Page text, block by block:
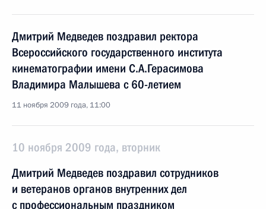
Дмитрий Медведев поздравил ректора
Всероссийского государственного института
кинематографии имени С.А.Герасимова
Владимира Малышева с 60-летием
11 ноября 2009 года, 11:00
10 ноября 2009 года, вторник
Дмитрий Медведев поздравил сотрудников
и ветеранов органов внутренних дел
с профессиональным праздником